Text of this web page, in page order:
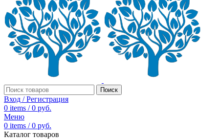
Поиск
Вход / Регистрация
0 items / 0 руб.
Меню
0 items / 0 руб.
Каталог товаров